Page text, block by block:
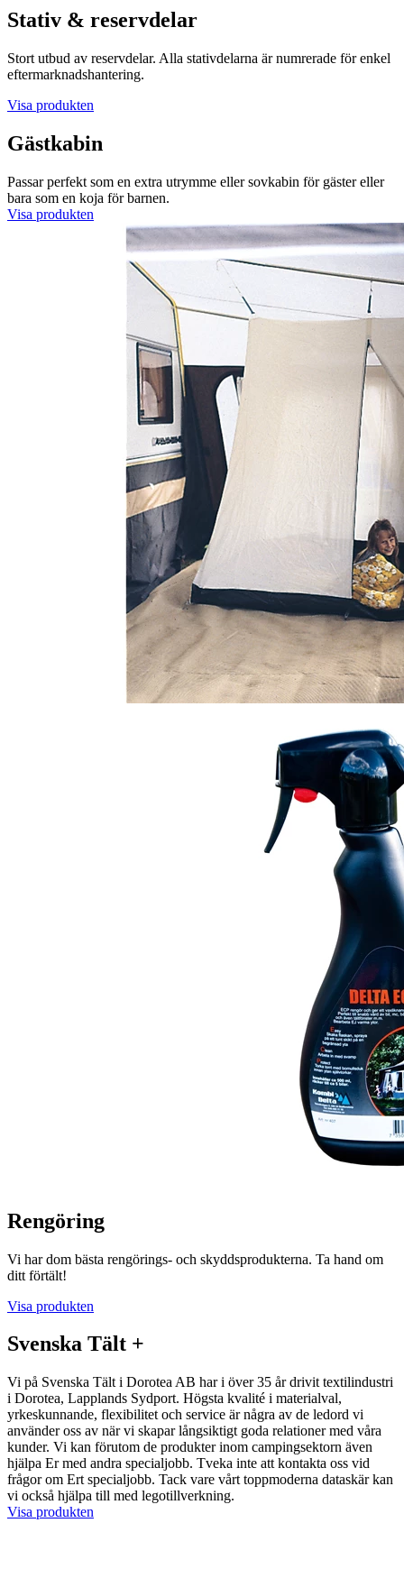
Stativ & reservdelar
Stort utbud av reservdelar. Alla stativdelarna är numrerade för enkel
eftermarknadshantering.
Visa produkten
Gästkabin
Passar perfekt som en extra utrymme eller sovkabin för gäster eller
bara som en koja för barnen.
Visa produkten
Rengöring
Vi har dom bästa rengörings- och skyddsprodukterna. Ta hand om
ditt förtält!
Visa produkten
Svenska Tält +
Vi på Svenska Tält i Dorotea AB har i över 35 år drivit textilindustri
i Dorotea, Lapplands Sydport. Högsta kvalité i materialval,
yrkeskunnande, flexibilitet och service är några av de ledord vi
använder oss av när vi skapar långsiktigt goda relationer med våra
kunder. Vi kan förutom de produkter inom campingsektorn även
hjälpa Er med andra specialjobb. Tveka inte att kontakta oss vid
frågor om Ert specialjobb. Tack vare vårt toppmoderna dataskär kan
vi också hjälpa till med legotillverkning.
Visa produkten